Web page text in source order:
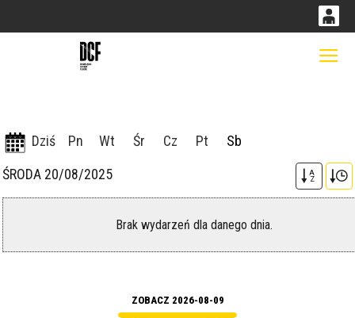
14 51
Dziś Pn Wt Śr Cz Pt
Sb
ŚRODA 20/08/2025
A
Z
Brak wydarzeń dla danego dnia.
ZOBACZ 2026-08-09